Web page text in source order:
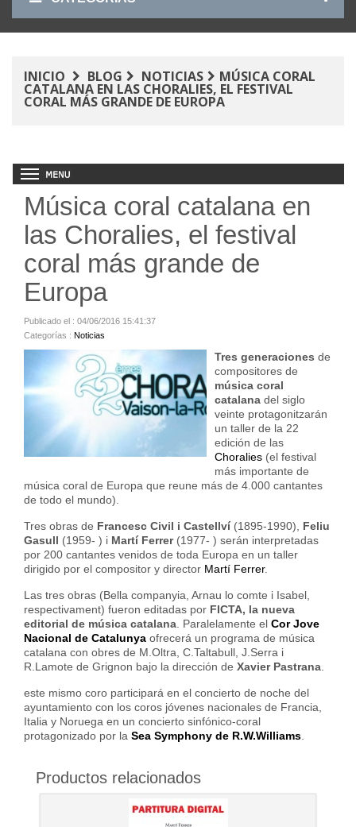
INICIO BLOG NOTICIAS MÚSICA CORAL
CATALANA EN LAS CHORALIES, EL FESTIVAL
CORAL MÁS GRANDE DE EUROPA
Música coral catalana en
las Choralies, el festival
coral más grande de
Europa
Publicado el : 04/06/2016 15:41:37
Categorías : Noticias
Tres generaciones de
compositores de
música coral
catalana del siglo
veinte protagonitzarán
un taller de la 22
edición de las
Choralies (el festival
más importante de
música coral de Europa que reune más de 4.000 cantantes
de todo el mundo).
Tres obras de Francesc Civil i Castellví(1895-1990), Feliu
Gasull (1959- ) i Martí Ferrer(1977- ) serán interpretadas
por 200 cantantes venidos de toda Europa en un taller
dirigido por el compositor y director Martí Ferrer.
Las tres obras (Bella companyia Arnau lo comte i Isabel
respectivament) fueron editadas por FICTA, la nueva
editorial de música catalana . Paralelamente el Cor Jove
Nacional de Catalunya ofrecerá un programa de música
catalana con obres de M.Oltra, C.Taltabull, J.Serra i
R.Lamote de Grignon bajo la dirección de Xavier Pastrana
este mismo coro participará en el concierto de noche del
ayuntamiento con los coros jóvenes nacionales de Francia,
Italia y Noruega en un concierto sinfónico-coral
protagonizado por la Sea Symphony de R.W.Williams
Productos relacionados